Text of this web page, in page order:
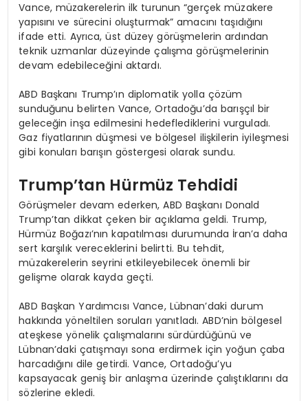
Vance, müzakerelerin ilk turunun “gerçek müzakere
yapısını ve sürecini oluşturmak” amacını taşıdığını
ifade etti. Ayrıca, üst düzey görüşmelerin ardından
teknik uzmanlar düzeyinde çalışma görüşmelerinin
devam edebileceğini aktardı.
ABD Başkanı Trump’ın diplomatik yolla çözüm
sunduğunu belirten Vance, Ortadoğu’da barışçıl bir
geleceğin inşa edilmesini hedeflediklerini vurguladı.
Gaz fiyatlarının düşmesi ve bölgesel ilişkilerin iyileşmesi
gibi konuları barışın göstergesi olarak sundu.
Trump’tan Hürmüz Tehdidi
Görüşmeler devam ederken, ABD Başkanı Donald
Trump’tan dikkat çeken bir açıklama geldi. Trump,
Hürmüz Boğazı’nın kapatılması durumunda İran’a daha
sert karşılık vereceklerini belirtti. Bu tehdit,
müzakerelerin seyrini etkileyebilecek önemli bir
gelişme olarak kayda geçti.
ABD Başkan Yardımcısı Vance, Lübnan’daki durum
hakkında yöneltilen soruları yanıtladı. ABD’nin bölgesel
ateşkese yönelik çalışmalarını sürdürdüğünü ve
Lübnan’daki çatışmayı sona erdirmek için yoğun çaba
harcadığını dile getirdi. Vance, Ortadoğu’yu
kapsayacak geniş bir anlaşma üzerinde çalıştıklarını da
sözlerine ekledi.